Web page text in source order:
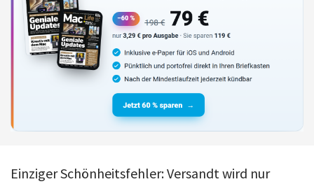
Einziger Schönheitsfehler: Versandt wird nur